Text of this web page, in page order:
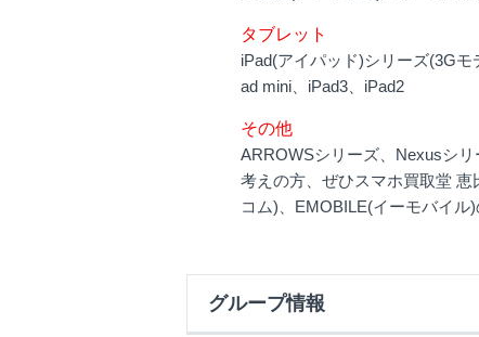
タブレット
iPad(アイパッド)シリーズ(3Gモ
ad mini、iPad3、iPad2
その他
ARROWSシリーズ、Nexusシ
考えの方、ぜひスマホ買取堂
コム)、EMOBILE(イーモバイル
グループ情報